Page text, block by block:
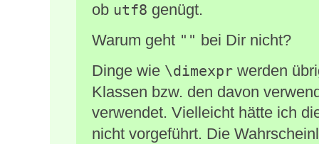
ob utf8 genügt.
Warum geht "" bei Dir nicht?
Dinge wie \dimexpr werden
Klassen bzw. den davon
verwendet. Vielleicht hätte ich
nicht vorgeführt. Die